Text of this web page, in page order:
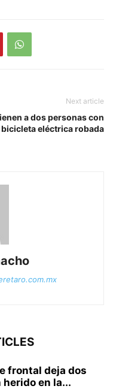
Next article
a dos personas con
bicicleta eléctrica robada
frontal deja dos
en la...